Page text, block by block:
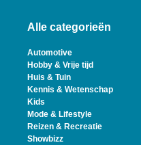
Alle categorieën
Automotive
Hobby & Vrije tijd
Huis & Tuin
Kennis & Wetenschap
Kids
Mode & Lifestyle
Reizen & Recreatie
Showbizz